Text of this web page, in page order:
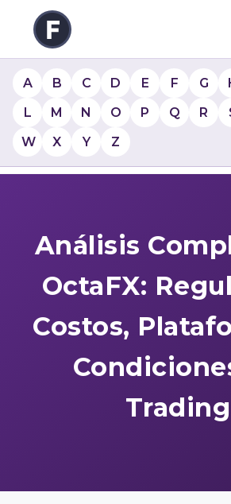
A B C D E F G
L
M N O P Q R
W
X Y Z
Análisis
OctaFX:
Costos,
Trading